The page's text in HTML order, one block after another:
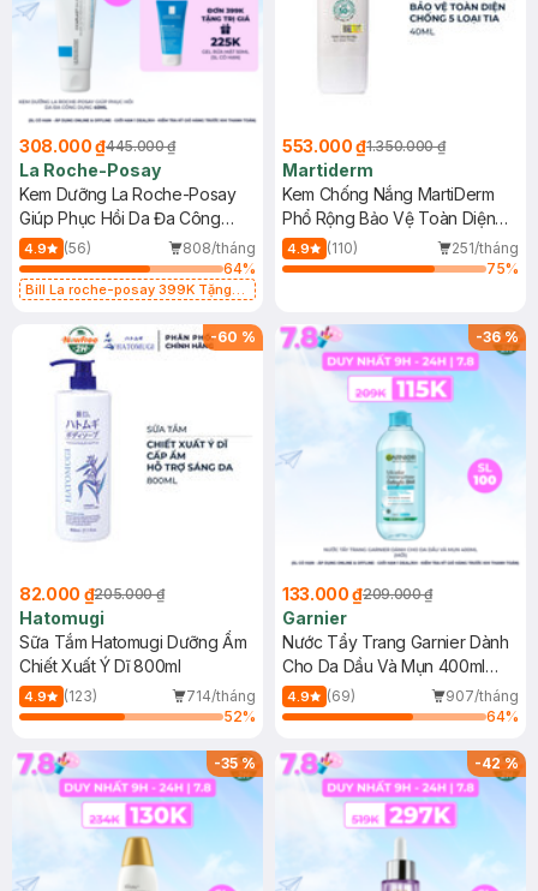
308.000 ₫445.000 ₫
La Roche-Posay
Kem Dưỡng La Roche-Posay
Giúp Phục Hồi Da Đa Công
Dụng 40ml
4.9 (56)
808/tháng
64%
Bill La roche-posay 399K Tặng
(SL có hạn)
553.000 ₫1.350.000 ₫
Martiderm
Kem Chống Nắng MartiDerm
Phổ Rộng Bảo Vệ Toàn Diện
40ml
4.9 (110)
251/tháng
75%
-60 %
82.000 ₫205.000 ₫
Hatomugi
Sữa Tắm Hatomugi Dưỡng Ẩm
Chiết Xuất Ý Dĩ 800ml
4.9 (123)
714/tháng
52%
-36%
133.000 ₫209.000 ₫
Garnier
Nước Tẩy Trang Garnier Dành
Cho Da Dầu Và Mụn 400ml
(Mới)
4.9 (69)
907/tháng
64%
-35% -42%